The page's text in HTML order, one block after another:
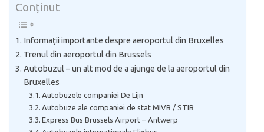
Conținut
Informații importante despre aeroportul din Bruxelles
Trenul din aeroportul din Brussels
Autobuzul – un alt mod de a ajunge de la aeroportul din
Bruxelles
Autobuzele companiei De Lijn
Autobuze ale companiei de stat MIVB / STIB
Express Bus Brussels Airport – Antwerp